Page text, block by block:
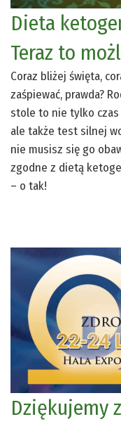
Dieta
Teraz to
Coraz bliżej święta,
zaśpiewać, prawda?
stole to nie tylko
ale także test silnej
nie musisz się go
zgodne z dietą
– o tak!
Dziękujemy